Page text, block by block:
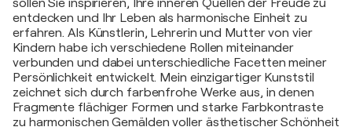
sollen Sie inspirieren, Ihre inneren Quellen der Freude zu
entdecken und Ihr Leben als harmonische Einheit zu
erfahren. Als Künstlerin, Lehrerin und Mutter von vier
Kindern habe ich verschiedene Rollen miteinander
verbunden und dabei unterschiedliche Facetten meiner
Persönlichkeit entwickelt. Mein einzigartiger Kunststil
zeichnet sich durch farbenfrohe Werke aus, in denen
Fragmente flächiger Formen und starke Farbkontraste
zu harmonischen Gemälden voller ästhetischer Schönheit